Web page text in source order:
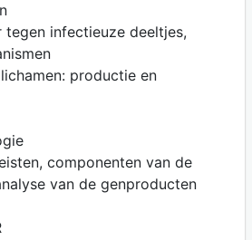
infectieuze deeltjes,
productie en
componenten van de
van de genproducten